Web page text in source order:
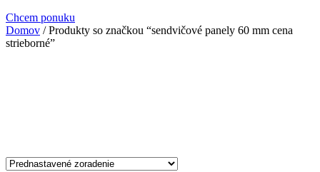
Chcem ponuku
Domov / Produkty so značkou “sendvičové panely 60 mm cena
strieborné”